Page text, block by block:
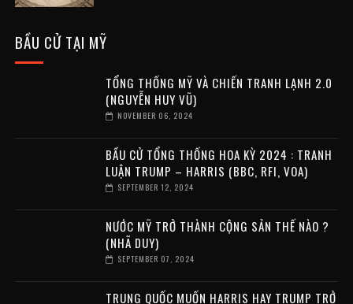
BẦU CỬ TẠI MỸ
TỔNG THỐNG MỸ VÀ CHIẾN TRANH LẠNH 2.0
(NGUYỄN HUY VŨ)
NOVEMBER 06, 2024
BẦU CỬ TỔNG THỐNG HOA KỲ 2024 : TRANH
LUẬN TRUMP – HARRIS (BBC, RFI, VOA)
SEPTEMBER 12, 2024
NƯỚC MỸ TRỞ THÀNH CỘNG SẢN THẾ NÀO ?
(NHÃ DUY)
SEPTEMBER 07, 2024
TRUNG QUỐC MUỐN HARRIS HAY TRUMP TRỞ